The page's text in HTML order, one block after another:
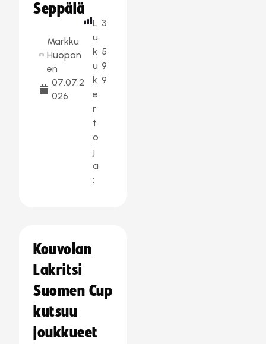
Seppälä
Markku
Huopon
en
07.07.2
026
L
u
k
u
k
e
r
t
o
j
a
:
3
5
9
9
Kouvolan
Lakritsi
Suomen Cup
kutsuu
joukkueet